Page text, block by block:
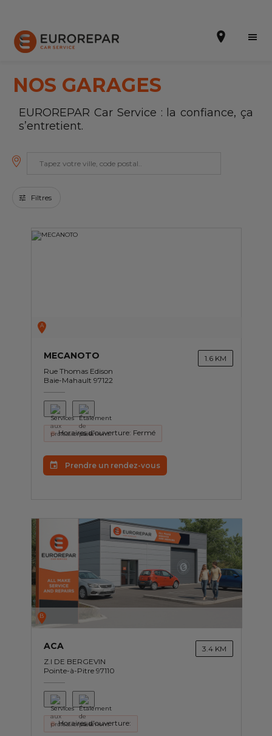
Prendre un rendez-vous
Notre actualité
Nos prestations
NOS GARAGES
EUROREPAR Car Service : la confiance, ça
s’entretient.
Filtres
A
MECANOTO
Rue Thomas Edison
Baie-Mahault 97122
1.6 KM
Horaires d'ouverture: Fermé
Prendre un rendez-vous
B
ACA
Z.I DE BERGEVIN
Pointe-à-Pitre 97110
3.4 KM
Horaires d'ouverture: